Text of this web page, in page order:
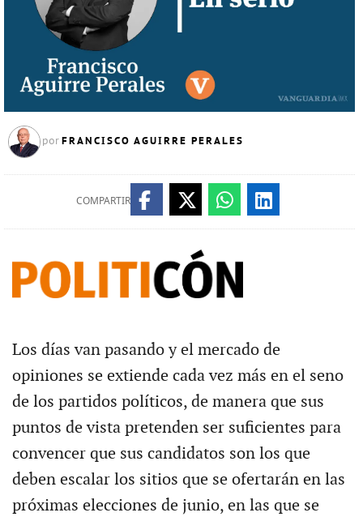
por FRANCISCO AGUIRRE PERALES
COMPARTIR
Los días van pasando y el mercado de
opiniones se extiende cada vez más en el seno
de los partidos políticos, de manera que sus
puntos de vista pretenden ser suficientes para
convencer que sus candidatos son los que
deben escalar los sitios que se ofertarán en las
próximas elecciones de junio, en las que se